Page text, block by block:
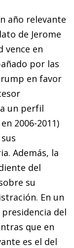
año relevante
de Jerome
vence en
por las
en favor
un perfil
2006-2011)
Además, la
del
su
En un
del
que en
es el del